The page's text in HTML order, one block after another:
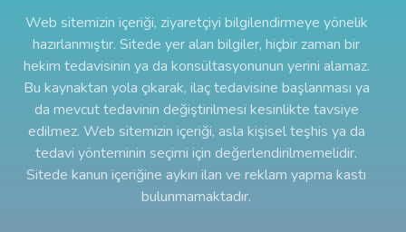
Web sitemizin içeriği, ziyaretçiyi bilgilendirmeye yönelik
hazırlanmıştır. Sitede yer alan bilgiler, hiçbir zaman bir
hekim tedavisinin ya da konsültasyonunun yerini alamaz.
Bu kaynaktan yola çıkarak, ilaç tedavisine başlanması ya
da mevcut tedavinin değiştirilmesi kesinlikte tavsiye
edilmez. Web sitemizin içeriği, asla kişisel teşhis ya da
tedavi yönteminin seçimi için değerlendirilmemelidir.
Sitede kanun içeriğine aykırı ilan ve reklam yapma kastı
bulunmamaktadır.